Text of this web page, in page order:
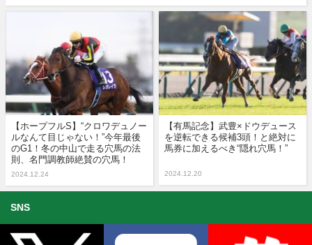
【ホープフルS】“クロワデュノー
ルなんて目じゃない！”今年最後
のG1！冬の中山で走る穴馬の法
則、名門調教師絶賛の穴馬！
2024.12.24
【有馬記念】武豊×ドウデュース
を逆転できる候補3頭！と絶対に
馬券に加えるべき“隠れ穴馬！”
2024.12.20
SNS